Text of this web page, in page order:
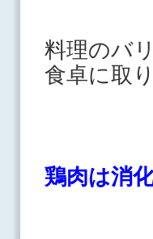
料理のバ
食卓に取
鶏肉は消